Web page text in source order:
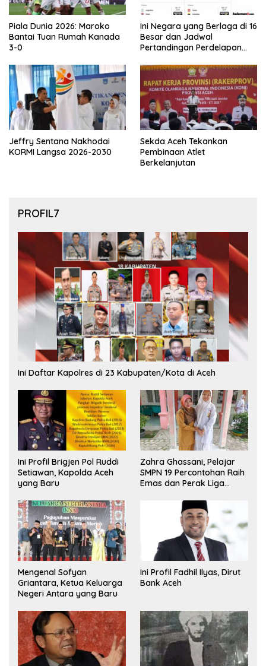
Piala Dunia 2026: Maroko
Bantai Tuan Rumah Kanada
3-0
Ini Negara yang Berlaga di 16
Besar dan Jadwal
Pertandingan Perdelapan
Jeffry Sentana Nakhodai
KORMI Langsa 2026-2030
Sekda Aceh Tekankan
Pembinaan Atlet
Berkelanjutan
PROFIL7
Ini Daftar Kapolres di 23 Kabupaten/Kota di Aceh
Ini Profil Brigjen Pol Ruddi
Setiawan, Kapolda Aceh
yang Baru
Zahra Ghassani, Pelajar
SMPN 19 Percontohan Raih
Emas dan Perak Liga
Mengenal Sofyan
Griantara, Ketua Keluarga
Negeri Antara yang Baru
Ini Profil Fadhil Ilyas, Dirut
Bank Aceh